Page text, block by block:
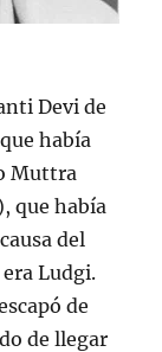
Devi de
había
Muttra
que había
del
Ludgi.
de
de llegar